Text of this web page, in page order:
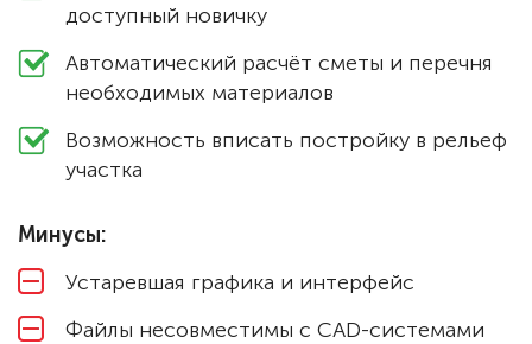
доступный новичку
Автоматический расчёт сметы и перечня
необходимых материалов
Возможность вписать постройку в рельеф
участка
Минусы:
Устаревшая графика и интерфейс
Файлы несовместимы с CAD-системами